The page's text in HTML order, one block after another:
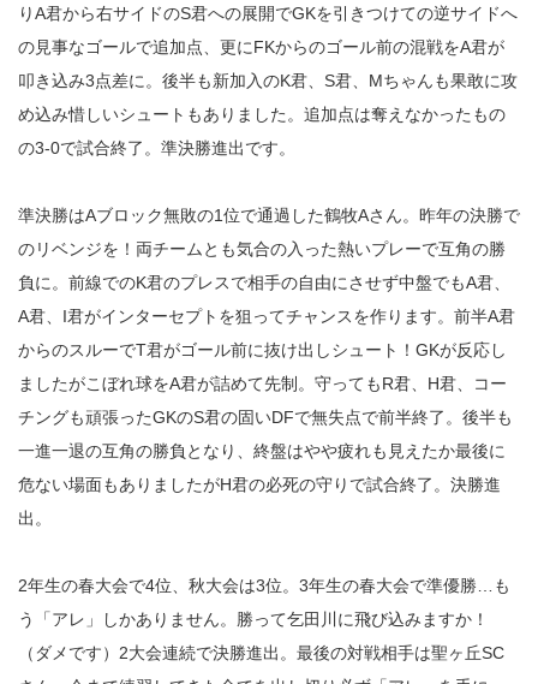
りA君から右サイドのS君への展開でGKを引きつけての逆サイドへ
の見事なゴールで追加点、更にFKからのゴール前の混戦をA君が
叩き込み3点差に。後半も新加入のK君、S君、Mちゃんも果敢に攻
め込み惜しいシュートもありました。追加点は奪えなかったもの
の3-0で試合終了。準決勝進出です。
準決勝はAブロック無敗の1位で通過した鶴牧Aさん。昨年の決勝で
のリベンジを！両チームとも気合の入った熱いプレーで互角の勝
負に。前線でのK君のプレスで相手の自由にさせず中盤でもA君、
A君、I君がインターセプトを狙ってチャンスを作ります。前半A君
からのスルーでT君がゴール前に抜け出しシュート！GKが反応し
ましたがこぼれ球をA君が詰めて先制。守ってもR君、H君、コー
チングも頑張ったGKのS君の固いDFで無失点で前半終了。後半も
一進一退の互角の勝負となり、終盤はやや疲れも見えたか最後に
危ない場面もありましたがH君の必死の守りで試合終了。決勝進
出。
2年生の春大会で4位、秋大会は3位。3年生の春大会で準優勝…も
う「アレ」しかありません。勝って乞田川に飛び込みますか！
（ダメです）2大会連続で決勝進出。最後の対戦相手は聖ヶ丘SC